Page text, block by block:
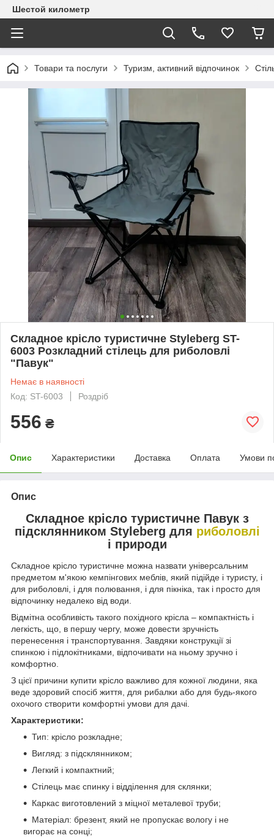
Шестой километр
Товари та послуги Туризм, активний відпочинок
Складное крісло туристичне Styleberg ST-
6003 Розкладний стілець для риболовлі
"Павук"
Немає в наявності
Код: ST-6003
Роздріб
556 ₴
Опис Характеристики Доставка Оплата Умови
Опис
Складное крісло туристичне Павук з
підсклянником Styleberg для риболовлі
і природи
Складное крісло туристичне можна назвати універсальним
предметом м'якою кемпінгових меблів, який підійде і туристу, і
для риболовлі, і для полювання, і для пікніка, так і просто для
відпочинку недалеко від води.
Відмітна особливість такого похідного крісла – компактність і
легкість, що, в першу чергу, може довести зручність
перенесення і транспортування. Завдяки конструкції зі
спинкою і підлокітниками, відпочивати на ньому зручно і
комфортно.
З цієї причини купити крісло важливо для кожної людини, яка
веде здоровий спосіб життя, для рибалки або для будь-якого
охочого створити комфортні умови для дачі.
Характеристики:
Тип: крісло розкладне;
Вигляд: з підсклянником;
Легкий і компактний;
Стілець має спинку і відділення для склянки;
Каркас виготовлений з міцної металевої труби;
Матеріал: брезент, який не пропускає вологу і не
вигорає на сонці;